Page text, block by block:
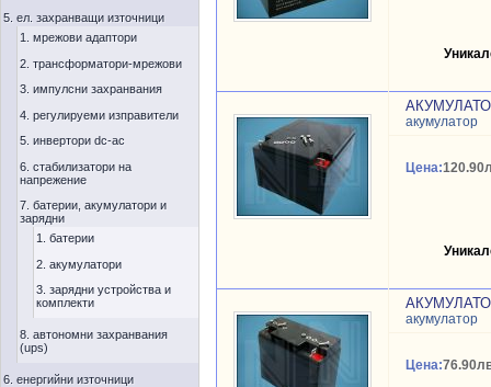
5. ел. захранващи източници
1. мрежови адаптори
2. трансформатори-мрежови
3. импулсни захранвания
4. регулируеми изправители
5. инвертори dc-ac
6. стабилизатори на
напрежение
7. батерии, акумулатори и
зарядни
1. батерии
2. акумулатори
3. зарядни устройства и
комплекти
8. автономни захранвания
(ups)
6. енергийни източници
акумулатор
Цена:
акумулатор
Цена: